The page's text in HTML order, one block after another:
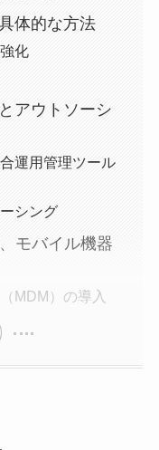
体的な方法
化
アウトソーシ
運用管理ツール
シング
モバイル機器
MDM）の導入